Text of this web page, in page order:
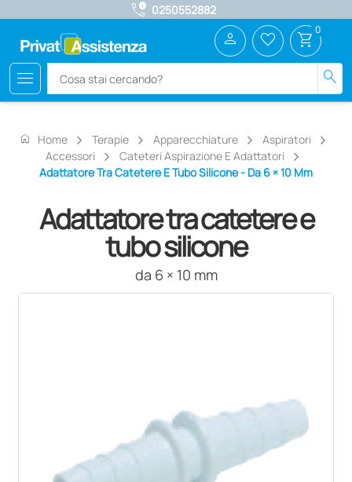
call_quality 0250552882
menu search
person favorite_border shopping_cart 0
home Home Terapie Apparecchiature
Aspiratori
Accessori
Cateteri Aspirazione E Adattatori
Adattatore Tra Catetere E Tubo Silicone - Da 6 × 10 Mm
Adattatore tra catetere e
tubo silicone
da 6 × 10 mm